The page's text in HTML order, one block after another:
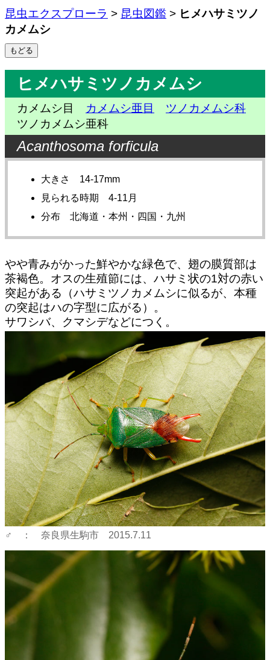
昆虫エクスプローラ > 昆虫図鑑 > ヒメハサミツノ
カメムシ
ヒメハサミツノカメムシ
カメムシ目 カメムシ亜目
ツノカメムシ科
ツノカメムシ亜科
Acanthosoma forficula
大きさ 14-17mm
見られる時期 4-11月
分布 北海道・本州・四国・九州
やや青みがかった鮮やかな緑色で、翅の膜質部は
茶褐色。オスの生殖節には、ハサミ状の1対の赤い
突起がある（ハサミツノカメムシに似るが、本種
の突起はハの字型に広がる）。
サワシバ、クマシデなどにつく。
♂ ： 奈良県生駒市 2015.7.11